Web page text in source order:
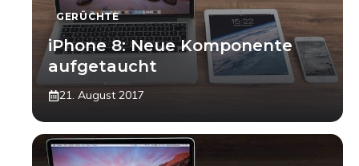
GERÜCHTE
iPhone 8: Neue Komponente
aufgetaucht
21. August 2017